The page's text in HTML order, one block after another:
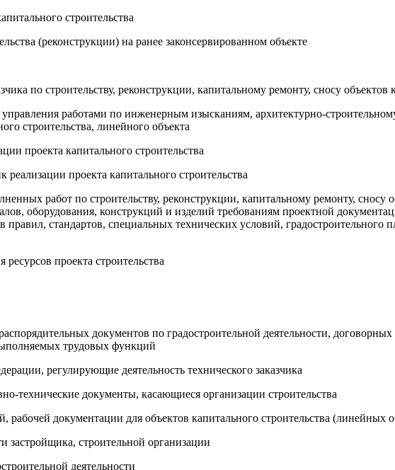
строительства
(реконструкции) на ранее законсервированном объекте
по строительству, реконструкции, капитальному ремонту, сносу
работами по инженерным изысканиям, архитектурно-
строительства, линейного объекта
проекта капитального строительства
проекта капитального строительства
работ по строительству, реконструкции, капитальному ремонту, сносу
оборудования, конструкций и изделий требованиям проектной
правил, стандартов, специальных технических условий, градостроительного
проекта строительства
документов по градостроительной деятельности,
трудовых функций
регулирующие деятельность технического заказчика
технические документы, касающиеся организации строительства
документации для объектов капитального строительства (линейных
застройщика, строительной организации
деятельности